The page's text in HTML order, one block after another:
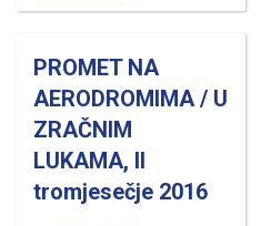
PROMET NA
AERODROMIMA / U
ZRAČNIM
LUKAMA, II
tromjesečje 2016